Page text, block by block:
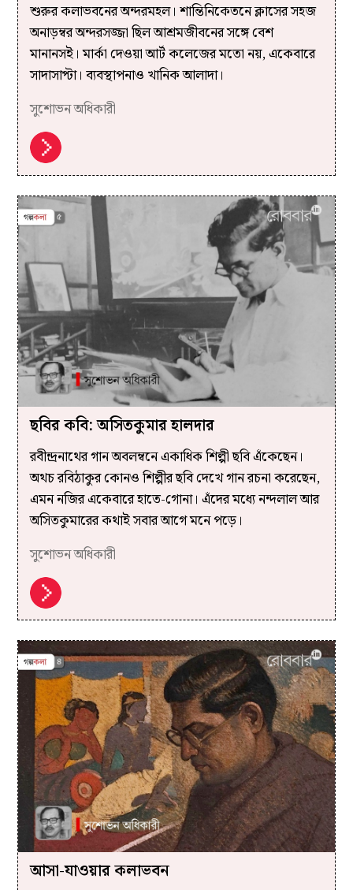
শুরুর কলাভবনের অন্দরমহল। শান্তিনিকেতনে ক্লাসের সহজ
অনাড়ম্বর অন্দরসজ্জা ছিল আশ্রমজীবনের সঙ্গে বেশ
মানানসই। মার্কা দেওয়া আর্ট কলেজের মতো নয়, একেবারে
সাদাসাপ্টা। ব্যবস্থাপনাও খানিক আলাদা।
সুশোভন অধিকারী
ছবির কবি: অসিতকুমার হালদার
রবীন্দ্রনাথের গান অবলম্বনে একাধিক শিল্পী ছবি এঁকেছেন।
অথচ রবিঠাকুর কোনও শিল্পীর ছবি দেখে গান রচনা করেছেন,
এমন নজির একেবারে হাতে-গোনা। এঁদের মধ্যে নন্দলাল আর
অসিতকুমারের কথাই সবার আগে মনে পড়ে।
সুশোভন অধিকারী
আসা-যাওয়ার কলাভবন